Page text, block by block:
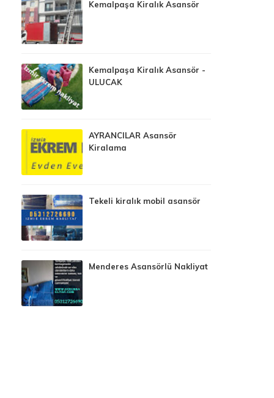
Kemalpaşa Kiralık Asansör
Kemalpaşa Kiralık Asansör -
ULUCAK
AYRANCILAR Asansör
Kiralama
Tekeli kiralık mobil asansör
Menderes Asansörlü Nakliyat